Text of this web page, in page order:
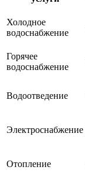
Холодное
водоснабжение
Горячее
водоснабжение
Водоотведение
Электроснабжение
Отопление